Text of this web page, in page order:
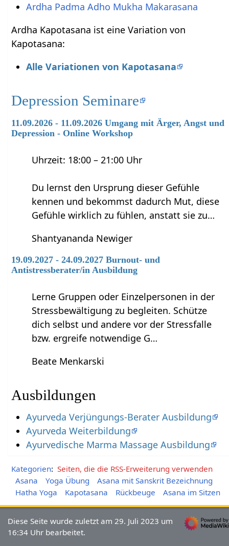
Ardha Padma Adho Mukha Makarasana
Ardha Kapotasana ist eine Variation von
Kapotasana:
Alle Variationen von Kapotasana
Depression Seminare
11.09.2026 - 11.09.2026 Umgang mit Ärger, Angst und
Depression - Online Workshop
Uhrzeit: 18:00 – 21:00 Uhr
Du lernst den Ursprung dieser Gefühle
kennen und bekommst dadurch Mut, diese
Gefühle wirklich zu fühlen, anstatt sie zu…
Shantyananda Newiger
19.09.2027 - 24.09.2027 Burnout- und
Antistressberater/in Ausbildung
Lerne Gruppen oder Einzelpersonen in der
Stressbewältigung zu begleiten. Schütze
dich selbst und andere vor der Stressfalle
bzw. ergreife notwendige G…
Beate Menkarski
Ausbildungen
Ayurveda Verjüngungs-Berater Ausbildung
Ayurveda Weiterbildung
Ayurvedische Marma Massage Ausbildung
Kategorien: Seiten, die die RSS-Erweiterung verwenden
Asana
Yoga Übung
Asana mit Sanskrit Bezeichnung
Hatha Yoga
Kapotasana Rückbeuge Asana im Sitzen
Diese Seite wurde zuletzt am 29. Juli 2023 um
16:34 Uhr bearbeitet.